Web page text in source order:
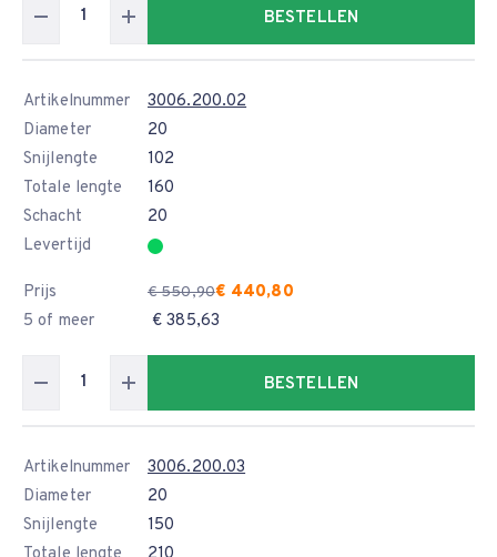
BESTELLEN
Artikelnummer
3006.200.02
Diameter
20
Snijlengte
102
Totale lengte
160
Schacht
20
Levertijd
Prijs € 550,90€ 440,80
5 of meer
€ 385,63
BESTELLEN
Artikelnummer
3006.200.03
Diameter
20
Snijlengte
150